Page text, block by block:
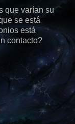
que varían su
se está
está
contacto?